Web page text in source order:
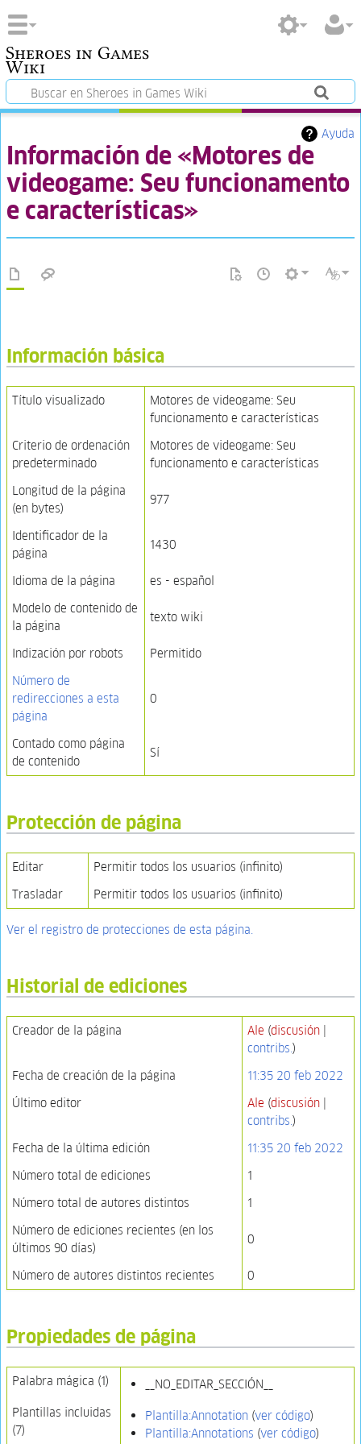
Sheroes in Games
Wiki
Ayuda
Información de «Motores de
videogame: Seu funcionamento
e características»
Información básica
Título visualizado
Motores de videogame: Seu
funcionamento e características
Criterio de ordenación
predeterminado
Motores de videogame: Seu
funcionamento e características
Longitud de la página
(en bytes)
977
Identificador de la
página
1430
Idioma de la página
es - español
Modelo de contenido de
la página
texto wiki
Indización por robots
Permitido
Número de
redirecciones a esta
página
0
Contado como página
de contenido
Sí
Protección de página
Editar
Permitir todos los usuarios (infinito)
Trasladar
Permitir todos los usuarios (infinito)
Ver el registro de protecciones de esta página.
Historial de ediciones
Creador de la página Ale (discusión|
contribs. )
Fecha de creación de la página
11:35 20 feb 2022
Último editor
Ale (discusión|
contribs. )
Fecha de la última edición
11:35 20 feb 2022
Número total de ediciones
1
Número total de autores distintos
1
Número de ediciones recientes (en los
últimos 90 días)
0
Número de autores distintos recientes 0
Propiedades de página
Palabra mágica (1)
__NO_EDITAR_SECCIÓN__
Plantillas incluidas
(7)
Plantilla:Annotation (ver código)
Plantilla:Annotations (ver código)